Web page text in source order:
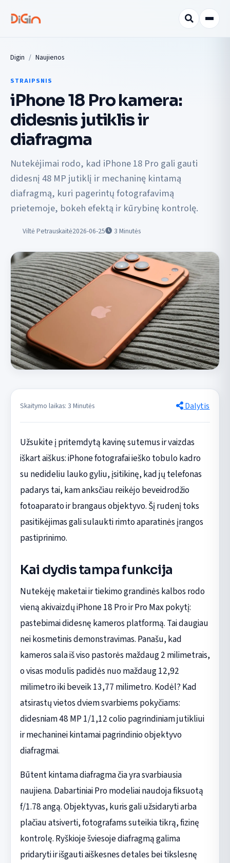
Digin Naujienos
STRAIPSNIS
iPhone 18 Pro kamera:
didesnis jutiklis ir
diafragma
Nutekėjimai rodo, kad iPhone 18 Pro gali gauti
didesnį 48 MP jutiklį ir mechaninę kintamą
diafragmą, kuri pagerintų fotografavimą
prietemoje, bokeh efektą ir kūrybinę kontrolę.
Viltė Petrauskaitė2026-06-25 3 Minutės
Skaitymo laikas: 3 Minutės Dalytis
Užsukite į pritemdytą kavinę sutemus ir vaizdas
iškart aiškus: iPhone fotografai ieško tobulo kadro
su nedideliu lauko gyliu, įsitikinę, kad jų telefonas
padarys tai, kam anksčiau reikėjo beveidrodžio
fotoaparato ir brangaus objektyvo. Šį rudenį toks
pasitikėjimas gali sulaukti rimto aparatinės įrangos
pastiprinimo.
Kai dydis tampa funkcija
Nutekėję maketai ir tiekimo grandinės kalbos rodo
vieną akivaizdų iPhone 18 Pro ir Pro Max pokytį:
pastebimai didesnę kameros platformą. Tai daugiau
nei kosmetinis demonstravimas. Panašu, kad
kameros sala iš viso pastorės maždaug 2 milimetrais,
o visas modulis padidės nuo maždaug 12,92
milimetro iki beveik 13,77 milimetro. Kodėl? Kad
atsirastų vietos dviem svarbiems pokyčiams:
didesniam 48 MP 1/1,12 colio pagrindiniam jutikliui
ir mechaninei kintamai pagrindinio objektyvo
diafragmai.
Būtent kintama diafragma čia yra svarbiausia
naujiena. Dabartiniai Pro modeliai naudoja fiksuotą
f/1.78 angą. Objektyvas, kuris gali užsidaryti arba
plačiau atsiverti, fotografams suteikia tikrą, fizinę
kontrolę. Ryškioje šviesoje diafragmą galima
pridaryti ir išgauti aiškesnes detales bei tikslesnę